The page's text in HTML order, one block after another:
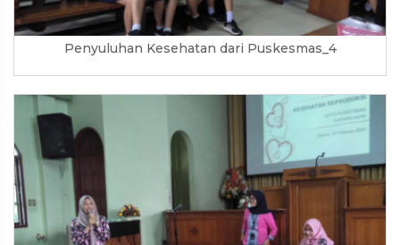
Penyuluhan Kesehatan dari Puskesmas_4